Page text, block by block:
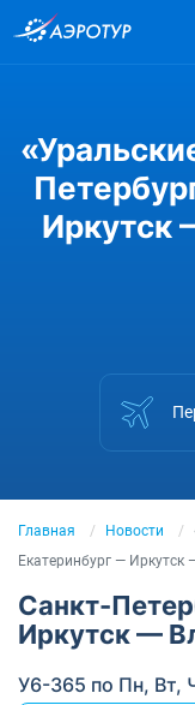
Иркутск
Главная Новости
Екатеринбург — Иркутск
Санкт-
Иркутск —
У6-365 по Пн, Вт,